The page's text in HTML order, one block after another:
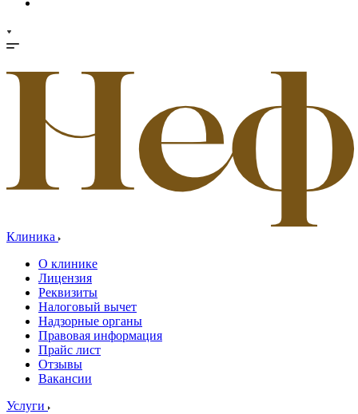
Клиника
О клинике
Лицензия
Реквизиты
Налоговый вычет
Надзорные органы
Правовая информация
Прайс лист
Отзывы
Вакансии
Услуги